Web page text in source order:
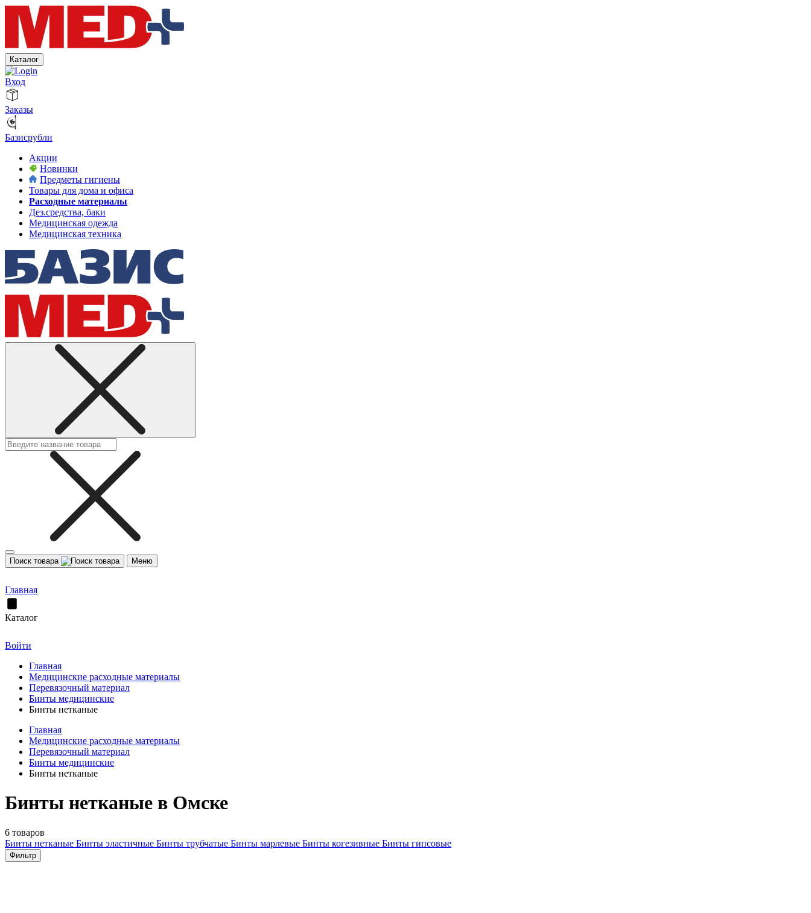
Каталог
Вход
Заказы
Базисрубли
Акции
Новинки
Предметы гигиены
Товары для дома и офиса
Расходные материалы
Дез.средства, баки
Медицинская одежда
Медицинская техника
Поиск товара Меню
Главная
Каталог
Войти
Главная
Медицинские расходные материалы
Перевязочный материал
Бинты медицинские
Бинты нетканые
Главная
Медицинские расходные материалы
Перевязочный материал
Бинты медицинские
Бинты нетканые
Бинты нетканые в Омске
6 товаров
Бинты нетканые Бинты эластичные Бинты трубчатые Бинты марлевые Бинты когезивные Бинты гипсовые
Фильтр